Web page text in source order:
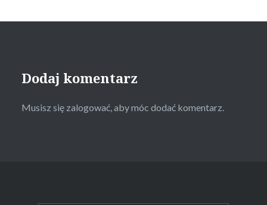
Dodaj komentarz
Musisz się zalogować, aby móc dodać komentarz.